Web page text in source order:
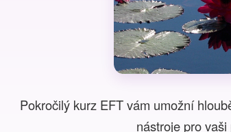
Pokročilý kurz EFT vám umožní
nástroje pro